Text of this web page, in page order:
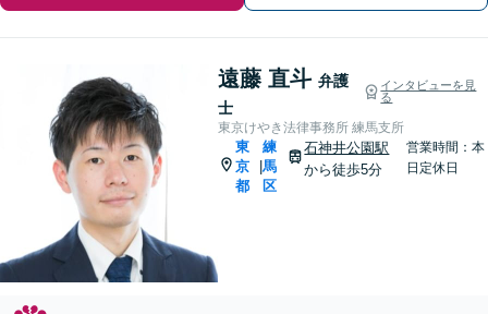
遠藤 直斗 弁護
士
インタビューを見
る
東京けやき法律事務所 練馬支所
東
京
都
|
練
馬
区
石神井公園駅
から徒歩5分
営業時間：本
日定休日